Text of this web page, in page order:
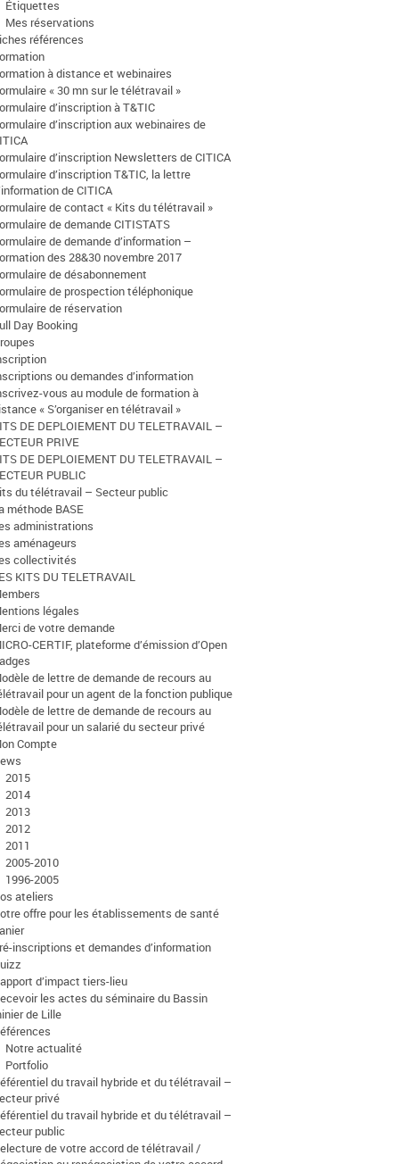
Étiquettes
Mes réservations
références
à distance et webinaires
« 30 mn sur le télétravail »
d’inscription à T&TIC
d’inscription aux webinaires de
d’inscription Newsletters de CITICA
d’inscription T&TIC, la lettre
de CITICA
de contact « Kits du télétravail »
de demande CITISTATS
de demande d’information –
des 28&30 novembre 2017
de désabonnement
de prospection téléphonique
de réservation
Day Booking
ou demandes d’information
vous au module de formation à
« S’organiser en télétravail »
DE DEPLOIEMENT DU TELETRAVAIL –
PRIVE
DE DEPLOIEMENT DU TELETRAVAIL –
PUBLIC
du télétravail – Secteur public
méthode BASE
administrations
aménageurs
collectivités
KITS DU TELETRAVAIL
légales
de votre demande
CERTIF, plateforme d’émission d’Open
de lettre de demande de recours au
pour un agent de la fonction publique
de lettre de demande de recours au
pour un salarié du secteur privé
Compte
2015
2014
2013
2012
2011
2005-2010
1996-2005
ateliers
offre pour les établissements de santé
inscriptions et demandes d’information
d’impact tiers-lieu
les actes du séminaire du Bassin
de Lille
Notre actualité
Portfolio
du travail hybride et du télétravail –
privé
du travail hybride et du télétravail –
public
de votre accord de télétravail /